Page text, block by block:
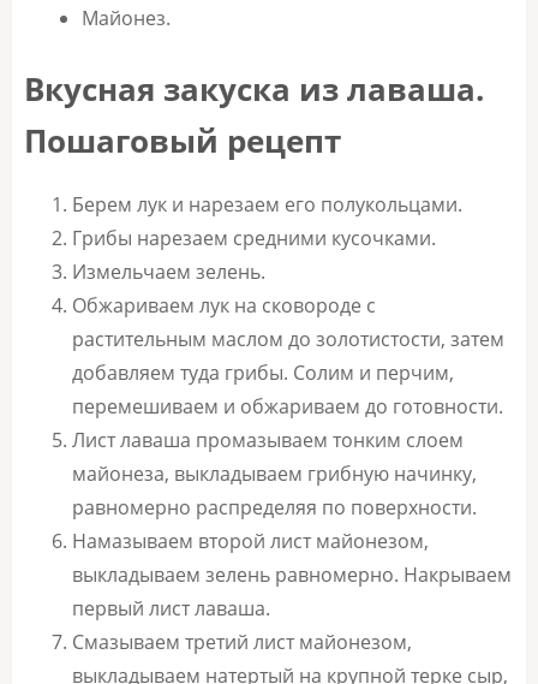
Майонез.
Вкусная закуска из лаваша.
Пошаговый рецепт
Берем лук и нарезаем его полукольцами.
Грибы нарезаем средними кусочками.
Измельчаем зелень.
Обжариваем лук на сковороде с
растительным маслом до золотистости, затем
добавляем туда грибы. Солим и перчим,
перемешиваем и обжариваем до готовности.
Лист лаваша промазываем тонким слоем
майонеза, выкладываем грибную начинку,
равномерно распределяя по поверхности.
Намазываем второй лист майонезом,
выкладываем зелень равномерно. Накрываем
первый лист лаваша.
Смазываем третий лист майонезом,
выкладываем натертый на крупной терке сыр,